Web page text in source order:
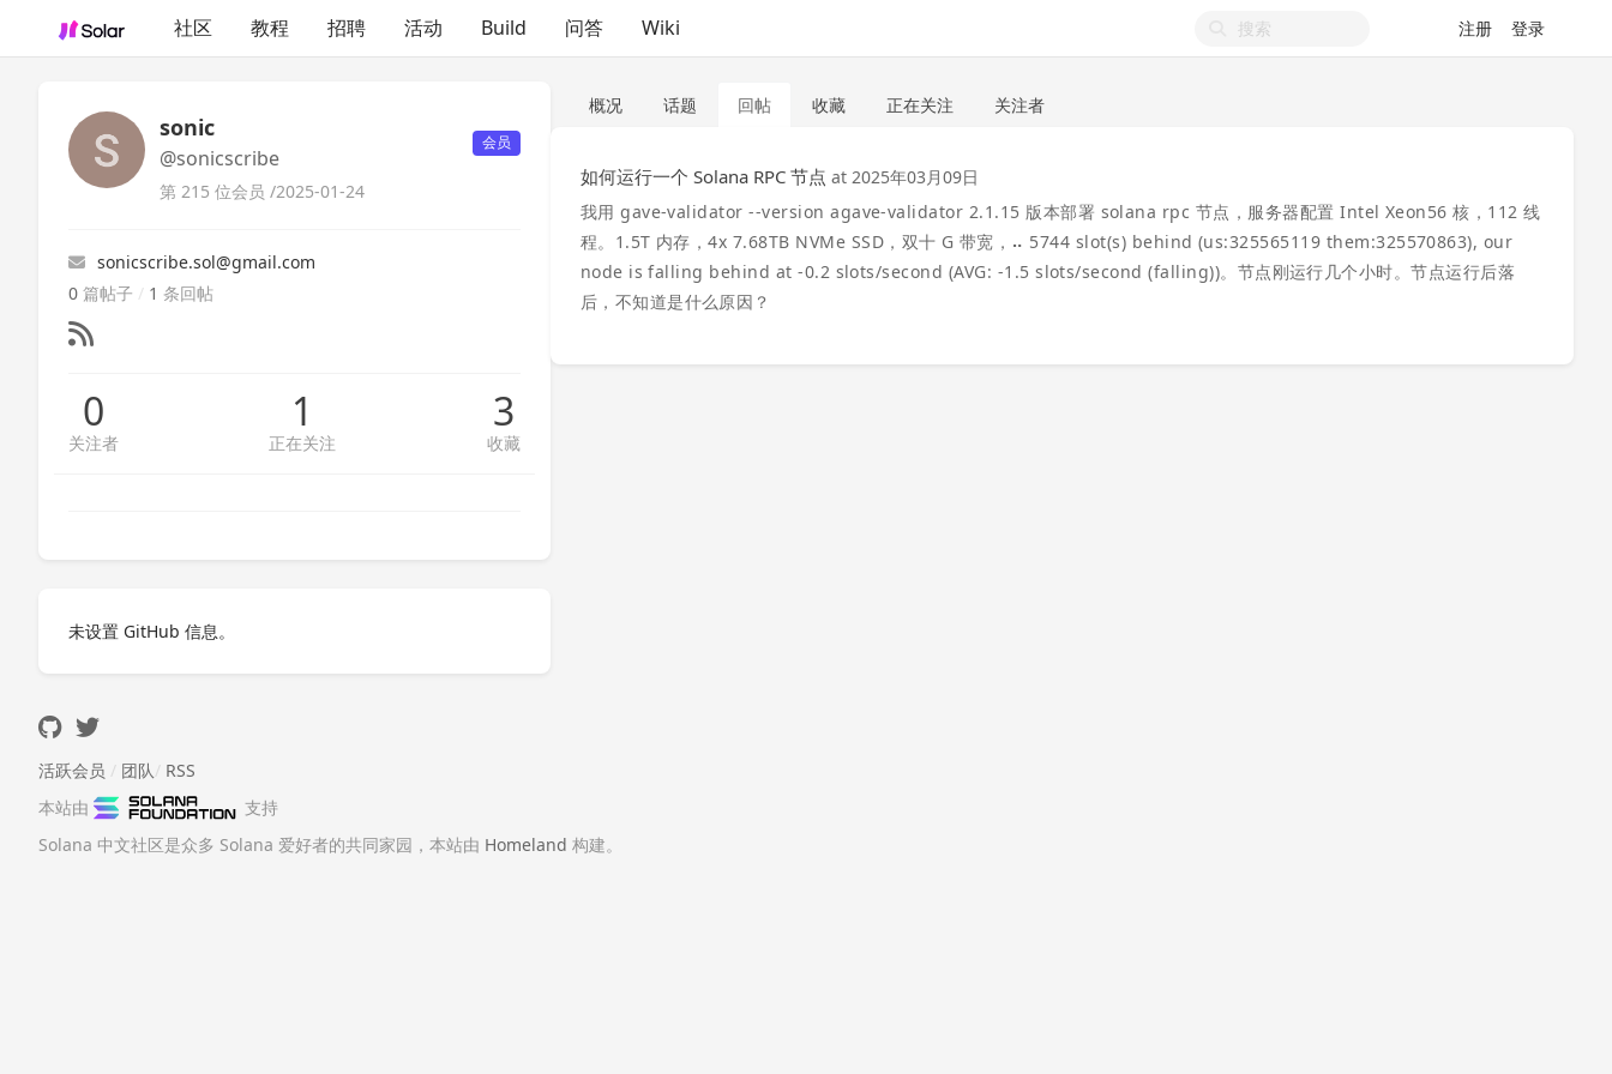
社区 教程 招聘 活动 Build 问答 Wiki 注册 登录
sonic
@sonicscribe
会员
第 215 位会员 /2025-01-24
sonicscribe.sol@gmail.com
0 篇帖子 / 1 条回帖
0
关注者
1
正在关注
3
收藏
未设置 GitHub 信息。
概况 话题 回帖 收藏 正在关注 关注者
如何运行一个 Solana RPC 节点 at 2025年03月09日
我用 gave-validator --version agave-validator 2.1.15 版本部署 solana rpc 节点，服务器配置 Intel Xeon56 核，112 线
程。1.5T 内存，4x 7.68TB NVMe SSD，双十 G 带宽，⠤ 5744 slot(s) behind (us:325565119 them:325570863), our
node is falling behind at -0.2 slots/second (AVG: -1.5 slots/second (falling))。节点刚运行几个小时。节点运行后落
后，不知道是什么原因？
活跃会员 / 团队/ RSS
本站由
支持
Solana 中文社区是众多 Solana 爱好者的共同家园，本站由 Homeland 构建。